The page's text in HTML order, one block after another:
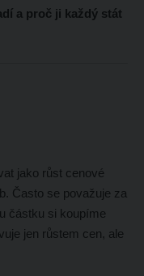
a proč ji každý stát
jako růst cenové
Často se považuje za
částku si koupíme
jen růstem cen, ale